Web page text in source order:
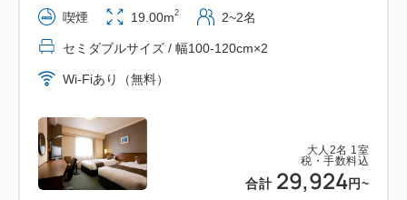
上高地は、長野県松本市にある標高約1，500メート
ルの山岳景勝地です。
中部山岳国立公園の一部として、国の文化財（特別名
ご家族での思い出づくりや、快適な上高地旅行にぜひ
ご利用ください！
大人 2名 1 室
税・手数料込
合計 29,924円~
喫煙 19.00m2 2~2名
セミダブルサイズ / 幅100-120cm×2
Wi-Fiあり（無料）